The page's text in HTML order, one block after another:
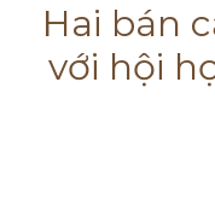
Hai bán
với hội